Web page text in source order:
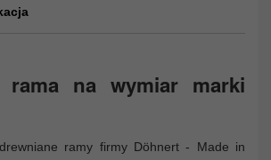
rama na wymiar marki
ramy firmy Döhnert - Made in